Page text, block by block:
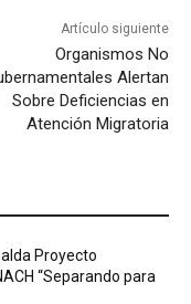
Artículo siguiente
Organismos No
Alertan
Sobre Deficiencias en
Atención Migratoria
Proyecto
“Separando para